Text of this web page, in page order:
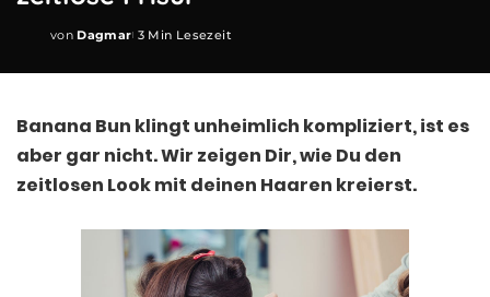
Posted
von Dagmar 3 Min Lesezeit
Banana Bun klingt unheimlich kompliziert, ist es
aber gar nicht. Wir zeigen Dir, wie Du den
zeitlosen Look mit deinen Haaren kreierst.